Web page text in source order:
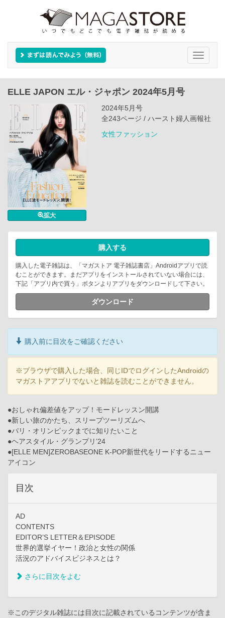
Toggle
ELLE JAPON エル・ジャポン 2024年5月号
拡大
2024年5月号
全243ページ / ハースト婦人画報社
女性ファッション
購入する
購入した電子雑誌は、「マガストア 電子雑誌書店」Androidアプリで読
むことができます。まだアプリをインストールされていない場合には、
下記「アプリ内で買う」ボタンよりアプリをダウンロードして下さい。
ダウンロード
購入前に目次をご確認ください
※ブラウザで購入した場合、同じIDでログインしたAndroidの
マガストアアプリでないと雑誌を読むことができません。
●おしゃれ偏差値をアップ！モードレッスン開講
●新しい旅のかたち、スリープツーリズムへ
●パリ・オリンピックまでに知りたいこと
●ヘアスタイル・グランプリ’24
●[ELLE MEN]ZEROBASEONE K-POP新世代をリードするニュー
アイコン
目次
AD
CONTENTS
EDITOR’S LETTER＆EPISODE
世界的選挙イヤー！政治と女性の関係
活況のアドバイスビジネスとは？
さらに目次をよむ
※このデジタル雑誌には目次に記載されているコンテンツが含ま